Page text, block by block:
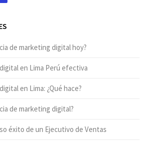
de marketing digital hoy?
en Lima Perú efectiva
en Lima: ¿Qué hace?
de marketing digital?
éxito de un Ejecutivo de Ventas